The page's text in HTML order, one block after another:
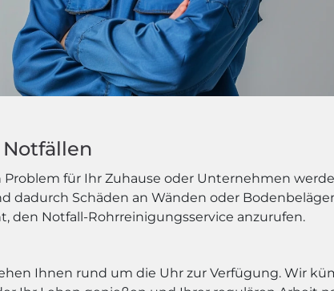
für Ihr Zuhause oder Unternehmen
dadurch Schäden an Wänden oder
den Notfall-Rohrreinigungsservice anzurufen.
Ihnen rund um die Uhr zur Verfügung. Wir